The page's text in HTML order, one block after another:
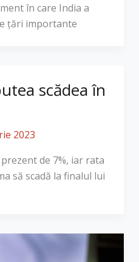
în care India a
țări importante
scădea în
2023
de 7%, iar rata
să scadă la finalul lui